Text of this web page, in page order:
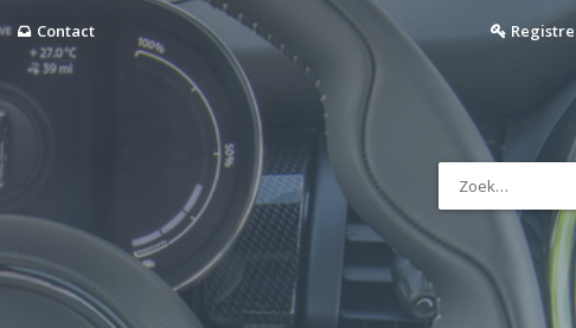
Contact